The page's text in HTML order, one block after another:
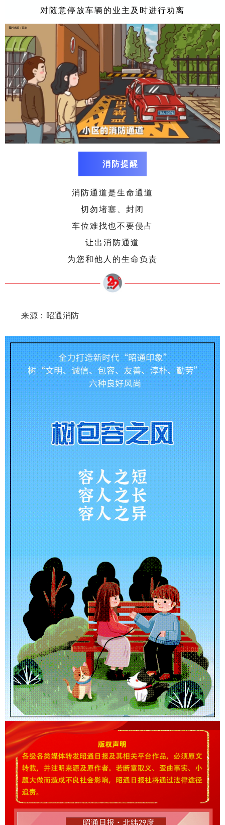
对随意停放车辆的业主及时进行劝离
消防提醒
消防通道是生命通道
切勿堵塞、封闭
车位难找也不要侵占
让出消防通道
为您和他人的生命负责
来源：昭通消防